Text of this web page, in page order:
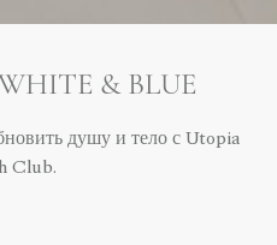
& BLUE
душу и тело с Utopia
Club.